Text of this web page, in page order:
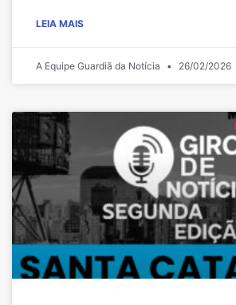
LEIA MAIS
A Equipe Guardiã da Notícia 26/02/2026